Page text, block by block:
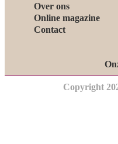
Over ons
Online magazine
Contact
Copyright